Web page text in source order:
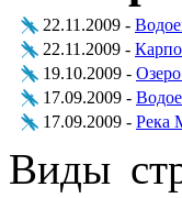
22.11.2009 -
22.11.2009 -
19.10.2009 -
17.09.2009 -
17.09.2009 - Река
Виды